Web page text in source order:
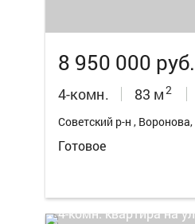
8 950 000 руб.
4-комн. 83 м2
Советский р-н , Воронова,
Готовое